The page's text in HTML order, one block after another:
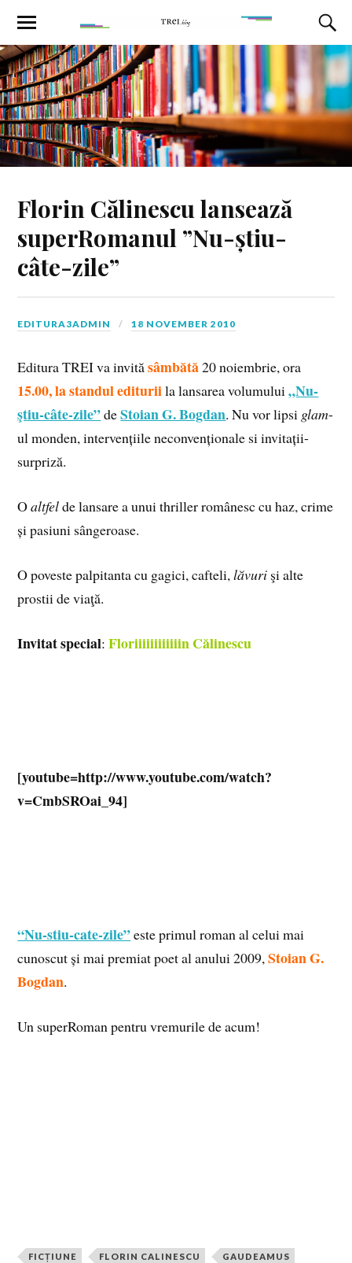
Florin Călinescu lansează
superRomanul ”Nu-știu-
câte-zile”
EDITURA3ADMIN 18 NOVEMBER 2010
Editura TREI va invităsâmbătă20 noiembrie, ora
15.00, la standul edituriila lansarea volumului„Nu-
ştiu-câte-zile”deStoian G. Bogdan. Nu vor lipsi glam-
ul monden, intervențiile neconvenționale si invitații-
surpriză.
Oaltfelde lansare a unui thriller românesc cu haz, crime
și pasiuni sângeroase.
O poveste palpitanta cu gagici, cafteli,lăvuri şi alte
prostii de viaţă.
Invitat special:Floriiiiiiiiiiiin Călinescu
[youtube=http://www.youtube.com/watch?
v=CmbSROai_94]
“Nu-stiu-cate-zile”este primul roman al celui mai
cunoscut și mai premiat poet al anului 2009,Stoian G.
Bogdan.
Un superRoman pentru vremurile de acum!
FICȚIUNE FLORIN CALINESCU GAUDEAMUS